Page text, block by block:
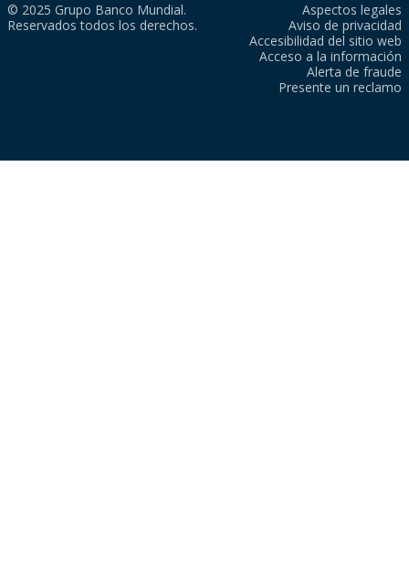
© 2025 Grupo Banco Mundial.
Reservados todos los derechos.
Aspectos legales
Aviso de privacidad
Accesibilidad del sitio web
Acceso a la información
Alerta de fraude
Presente un reclamo